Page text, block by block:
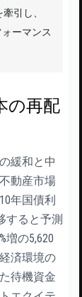
引し、
ーマンス
の再配
緩和と中
動産市場
年国債利
すると予測
増の5,620
済環境の
待機資金